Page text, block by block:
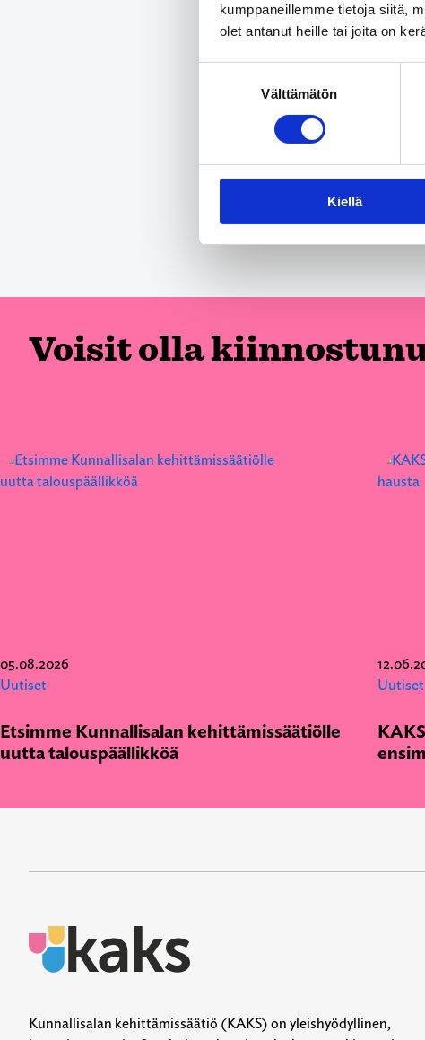
kumppaneillemme tietoja siitä,
olet antanut heille tai joita on
Välttämätön
Kiellä
aliedustus.
Jaa
Share on
Voisit olla
05.08.2026
Uutiset
Etsimme Kunnallisalan kehittämissäätiölle
uutta talouspäällikköä
Uutiset
Kunnallisalan kehittämissäätiö (KAKS) on yleishyödyllinen,